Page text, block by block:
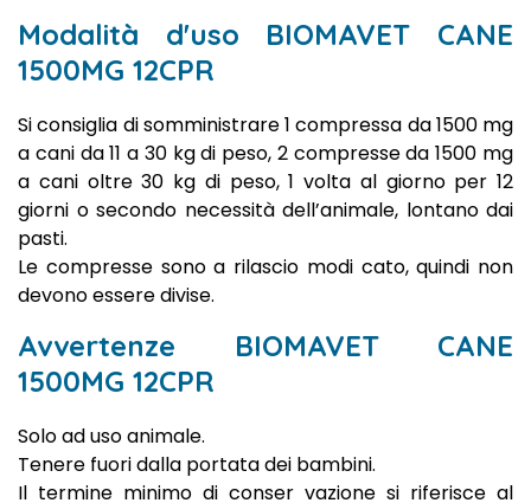
Modalità d'uso BIOMAVET CANE
1500MG 12CPR
Si consiglia di somministrare 1 compressa da 1500 mg
a cani da 11 a 30 kg di peso, 2 compresse da 1500 mg
a cani oltre 30 kg di peso, 1 volta al giorno per 12
giorni o secondo necessità dell’animale, lontano dai
pasti.
Le compresse sono a rilascio modi cato, quindi non
devono essere divise.
Avvertenze BIOMAVET CANE
1500MG 12CPR
Solo ad uso animale.
Tenere fuori dalla portata dei bambini.
Il termine minimo di conser vazione si riferisce al